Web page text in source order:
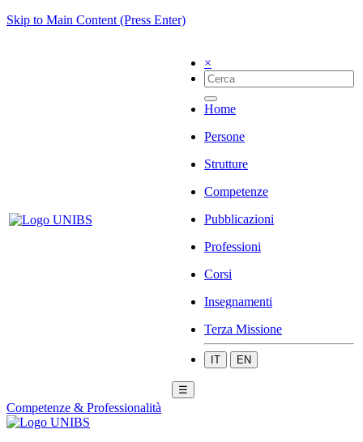
Skip to Main Content (Press Enter)
×
Home
Persone
Strutture
Competenze
Pubblicazioni
Professioni
Corsi
Insegnamenti
Terza Missione
IT EN
☰
Competenze & Professionalità